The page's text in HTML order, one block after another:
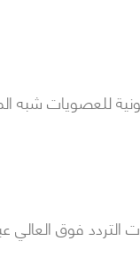
للعصويات شبه
فوق العالي